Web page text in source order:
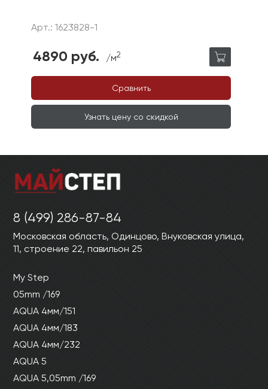
Арт.: 1623828-1
4890 руб. /м2
Сравнить
Узнать цену со скидкой
8 (499) 286-87-84
Московская область, Одинцово, Внуковская улица,
11, строение 22, павильон 25
My Step
05mm /169
AQUA 4мм/151
AQUA 4мм/183
AQUA 4мм/232
AQUA 5
AQUA 5,05mm /169